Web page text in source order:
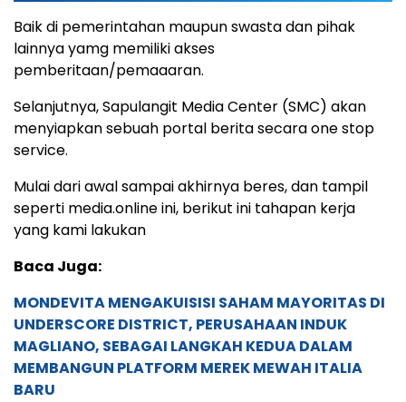
Baik di pemerintahan maupun swasta dan pihak
lainnya yamg memiliki akses
pemberitaan/pemaaaran.
Selanjutnya, Sapulangit Media Center (SMC) akan
menyiapkan sebuah portal berita secara one stop
service.
Mulai dari awal sampai akhirnya beres, dan tampil
seperti media.online ini, berikut ini tahapan kerja
yang kami lakukan
Baca Juga:
MONDEVITA MENGAKUISISI SAHAM MAYORITAS DI
UNDERSCORE DISTRICT, PERUSAHAAN INDUK
MAGLIANO, SEBAGAI LANGKAH KEDUA DALAM
MEMBANGUN PLATFORM MEREK MEWAH ITALIA
BARU